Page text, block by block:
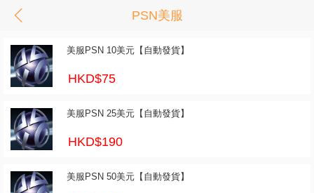
PSN美服
美服PSN 10美元【自動發貨】
HKD$75
美服PSN 25美元【自動發貨】
HKD$190
美服PSN 50美元【自動發貨】